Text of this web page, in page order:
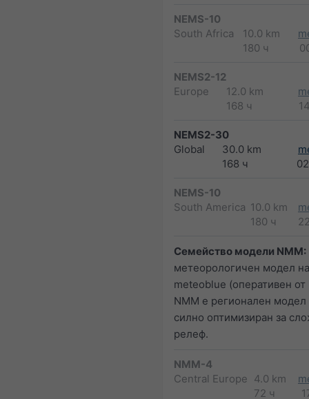
NEMS-10
South Africa
10.0 km
180 ч
NEMS2-12
Europe
12.0 km
168 ч
NEMS2-30
Global
30.0 km
168 ч
NEMS-10
South America 10.0 km
180 ч
Семейство модели NMM:
метеорологичен модел на
meteoblue (оперативен от
NMM е регионален модел
силно оптимизиран за
релеф.
NMM-4
Central Europe 4.0 km
72 ч